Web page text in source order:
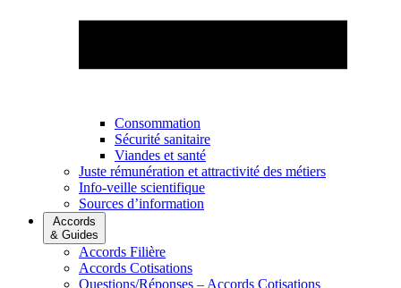
Consommation
Sécurité sanitaire
Viandes et santé
Juste rémunération et attractivité des métiers
Info-veille scientifique
Sources d’information
Accords
& Guides
Accords Filière
Accords Cotisations
Questions/Réponses – Accords Cotisations